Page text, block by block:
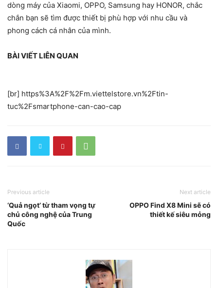
dòng máy của Xiaomi, OPPO, Samsung hay HONOR, chắc
chắn bạn sẽ tìm được thiết bị phù hợp với nhu cầu và
phong cách cá nhân của mình.
BÀI VIẾT LIÊN QUAN
[br] https%3A%2F%2Fm.viettelstore.vn%2Ftin-
tuc%2Fsmartphone-can-cao-cap
Previous article
‘Quả ngọt’ từ tham vọng tự
chủ công nghệ của Trung
Quốc
Next article
OPPO Find X8 Mini sẽ có
thiết kế siêu mỏng